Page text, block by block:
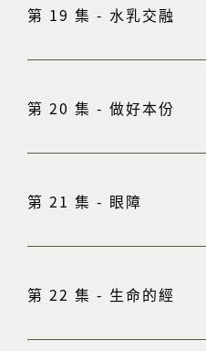
第 19 集 - 水乳交融
第 20 集 - 做好本份
第 21 集 - 眼障
第 22 集 - 生命的經